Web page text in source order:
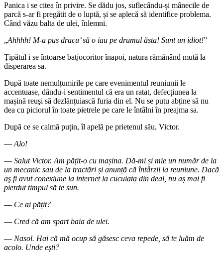
Panica i se citea în privire. Se dădu jos, suflecându-și mânecile de
parcă s-ar fi pregătit de o luptă, și se aplecă să identifice problema.
Când văzu balta de ulei, înlemni.
„Ahhhh! M-a pus dracu’ să o iau pe drumul ăsta! Sunt un idiot!”
Ţipătul i se întoarse batjocoritor înapoi, natura rămânând mută la
disperarea sa.
După toate nemulțumirile pe care evenimentul reuniunii le
accentuase, dându-i sentimentul că era un ratat, defecțiunea la
mașină reuşi să dezlănțuiască furia din el. Nu se putu abține să nu
dea cu piciorul în toate pietrele pe care le întâlni în preajma sa.
După ce se calmă puțin, îl apelă pe prietenul său, Victor.
― Alo!
― Salut Victor. Am pățit-o cu mașina. Dă-mi și mie un număr de la
un mecanic sau de la tractări și anunță că întârzii la reuniune. Dacă
aş fi avut conexiune la internet la cucuiata din deal, nu aș mai fi
pierdut timpul să te sun.
― Ce ai pățit?
― Cred că am spart baia de ulei.
― Nasol. Hai că mă ocup să găsesc ceva repede, să te luăm de
acolo. Unde ești?